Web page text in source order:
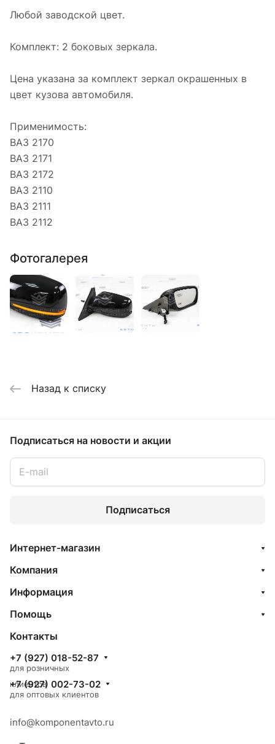
Любой заводской цвет.
Комплект: 2 боковых зеркала.
Цена указана за комплект зеркал окрашенных в
цвет кузова автомобиля.
Применимость:
ВАЗ 2170
ВАЗ 2171
ВАЗ 2172
ВАЗ 2110
ВАЗ 2111
ВАЗ 2112
Фотогалерея
Назад к списку
Подписаться на новости и акции
Подписаться
Интернет-магазин
Компания
Информация
Помощь
Контакты
+7 (927) 018-52-87
для розничных
клиентов
+7 (927) 002-73-02
для оптовых клиентов
info@komponentavto.ru